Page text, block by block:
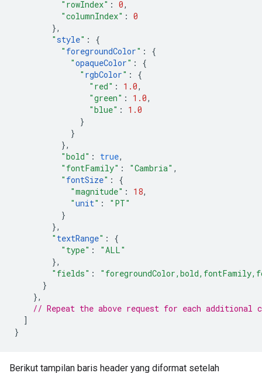
"rowIndex" : 0,
"columnIndex" : 0
},
"style" :
{
" foregroundColor" :
{
"opaqueColor" :
{
" rgbColor" :
{
"red" : 1.0,
"green" : 1.0,
"blue" :
1.0
}
}
},
"bold" : true,
"fontFamily" : "Cambria" ,
" fontSize" :
{
"magnitude" : 18,
"unit" :
"PT"
}
},
" textRange" :
{
"type" :
"ALL"
},
"fields" :
}
},
// Repeat the above request for each
]
}
Berikut tampilan baris header yang diformat setelah